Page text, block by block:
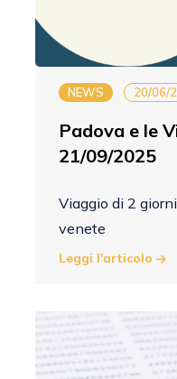
NEWS 20/06/
Padova e le
21/09/2025
Viaggio di 2
venete
Leggi l'articolo